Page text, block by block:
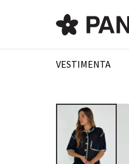
VESTIMENTA